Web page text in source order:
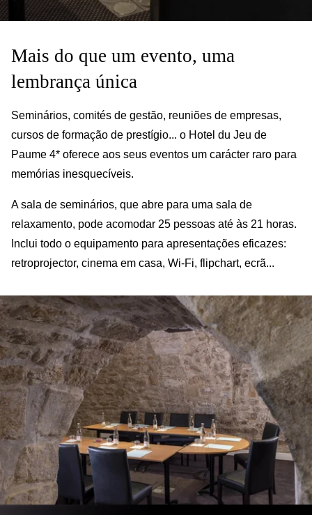
Mais do que um evento, uma
lembrança única
Seminários, comités de gestão, reuniões de empresas,
cursos de formação de prestígio... o Hotel du Jeu de
Paume 4* oferece aos seus eventos um carácter raro para
memórias inesquecíveis.
A sala de seminários, que abre para uma sala de
relaxamento, pode acomodar 25 pessoas até às 21 horas.
Inclui todo o equipamento para apresentações eficazes:
retroprojector, cinema em casa, Wi-Fi, flipchart, ecrã...